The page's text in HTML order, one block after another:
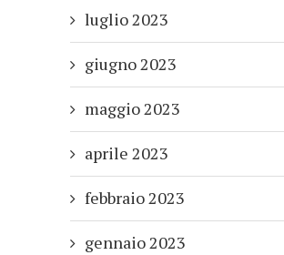
luglio 2023
giugno 2023
maggio 2023
aprile 2023
febbraio 2023
gennaio 2023